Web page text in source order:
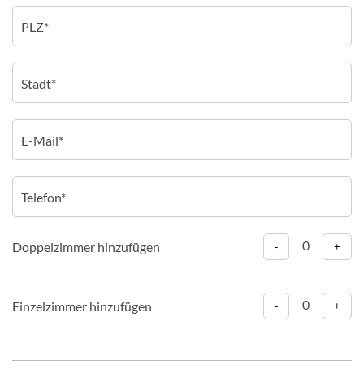
Doppelzimmer hinzufügen - 0 +
Einzelzimmer hinzufügen - 0 +